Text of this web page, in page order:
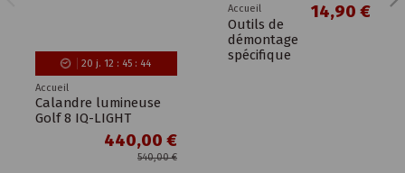
20 j. 12 : 45: 43
Accueil
Calandre lumineuse
Golf 8 IQ-LIGHT
440,00 €
540,00 €
Accueil
Outils de
démontage
spécifique
14,90 €